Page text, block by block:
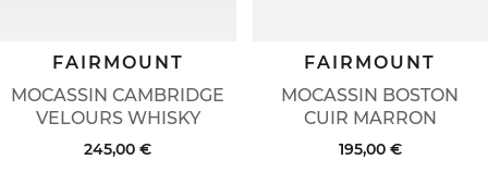
MOCASSIN CAMBRIDGE
VELOURS WHISKY
FAIRMOUNT
245,00 €
MOCASSIN BOSTON
CUIR MARRON
FAIRMOUNT
195,00 €